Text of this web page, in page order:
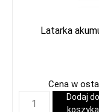
Latarka
Cena w
Dodaj do
koszyka